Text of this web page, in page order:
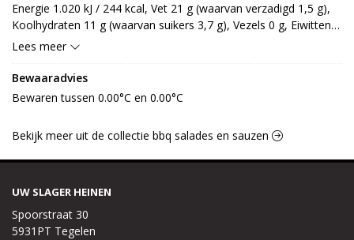
Energie 1.020 kJ / 244 kcal, Vet 21 g (waarvan verzadigd 1,5 g),
Koolhydraten 11 g (waarvan suikers 3,7 g), Vezels 0 g, Eiwitten
1,3 g, Zout 1,6 g.
Lees meer
Bewaaradvies
Bewaren tussen 0.00°C en 0.00°C
Bekijk meer uit de collectie bbq salades en sauzen
UW SLAGER HEINEN
Spoorstraat 30
5931PT Tegelen